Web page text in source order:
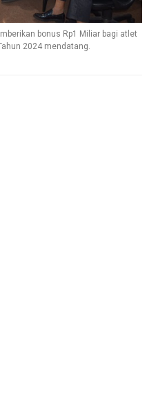
bonus Rp1 Miliar bagi atlet
2024 mendatang.